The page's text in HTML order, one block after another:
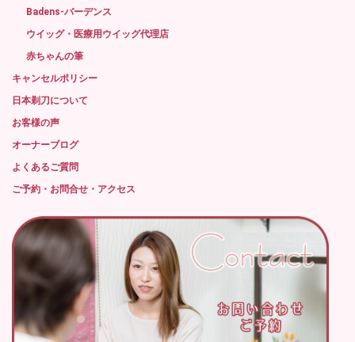
Badens-バーデンス
ウイッグ・医療用ウイッグ代理店
赤ちゃんの筆
キャンセルポリシー
日本剃刀について
お客様の声
オーナーブログ
よくあるご質問
ご予約・お問合せ・アクセス